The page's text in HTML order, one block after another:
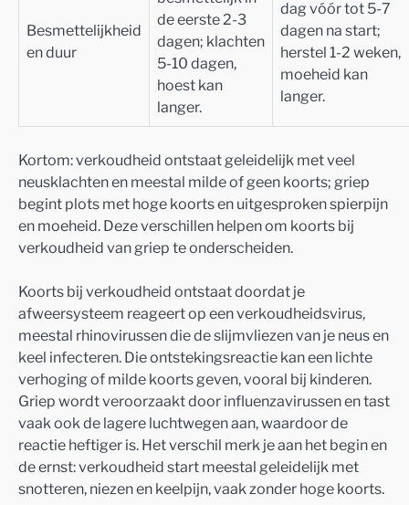
Besmettelijkheid
en duur
de eerste 2-3
dagen; klachten
5-10 dagen,
hoest kan
langer.
dag vóór tot 5-7
dagen na start;
herstel 1-2 weken,
moeheid kan
langer.
Kortom: verkoudheid ontstaat geleidelijk met veel
neusklachten en meestal milde of geen koorts; griep
begint plots met hoge koorts en uitgesproken spierpijn
en moeheid. Deze verschillen helpen om koorts bij
verkoudheid van griep te onderscheiden.
Koorts bij verkoudheid ontstaat doordat je
afweersysteem reageert op een verkoudheidsvirus,
meestal rhinovirussen die de slijmvliezen van je neus en
keel infecteren. Die ontstekingsreactie kan een lichte
verhoging of milde koorts geven, vooral bij kinderen.
Griep wordt veroorzaakt door influenzavirussen en tast
vaak ook de lagere luchtwegen aan, waardoor de
reactie heftiger is. Het verschil merk je aan het begin en
de ernst: verkoudheid start meestal geleidelijk met
snotteren, niezen en keelpijn, vaak zonder hoge koorts.